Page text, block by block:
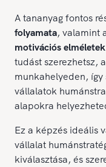
A tananyag fontos
folyamata, valamint
motivációs elméletek
tudást szerezhetsz,
munkahelyeden,
vállalatok
alapokra
Ez a képzés ideális
vállalat
kiválasztása, és